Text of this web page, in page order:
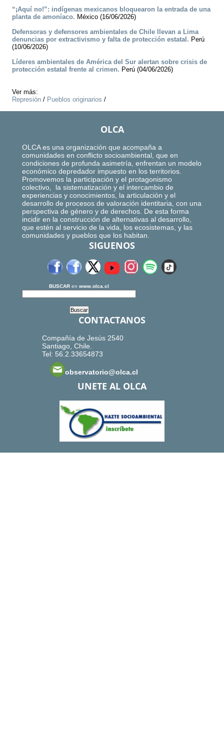
“¡Aquí no!”: indígenas mexicanos bloquearon la entrada de una
planta de amoníaco. México (16/06/2026)
Defensoras y defensores ambientales de Chile llevan a Lima
denuncias por extractivismo y falta de protección estatal. Perú
(10/06/2026)
Líderes ambientales de América del Sur alertan sobre crisis de
protección estatal frente al crimen. Perú (04/06/2026)
Ver más:
Represión / Pueblos originarios /
OLCA
OLCA es una organización que acompaña a
comunidades en conflicto socioambiental, que en
condiciones de profunda asimetría, enfrentan un modelo
económico depredador impuesto en los territorios.
Promovemos la participación y el protagonismo
colectivo, la sistematización y el intercambio de
experiencias y conocimientos, la articulación y el
desarrollo de procesos de valoración identitaria, con una
perspectiva de género y de derechos. De esta forma
incidir en la construcción de alternativas al desarrollo,
que estén al servicio de la vida, los ecosistemas, y las
comunidades y pueblos que los habitan.
SIGUENOS
BUSCAR en www.olca.cl
CONTACTANOS
Compañía de Jesús 2540
Santiago, Chile.
Tel: 56.2.33654873
observatorio@olca.cl
UNETE AL OLCA